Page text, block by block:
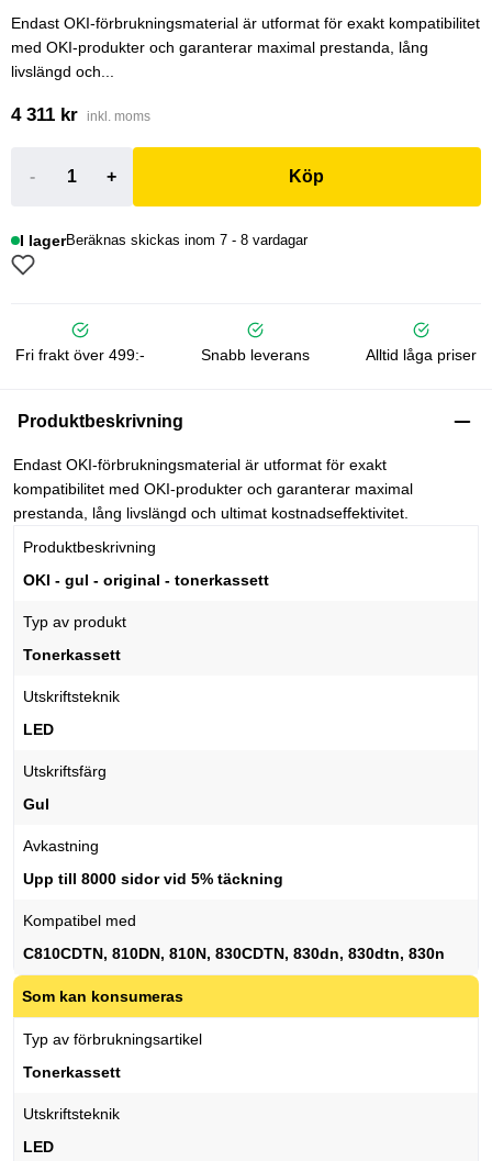
Endast OKI-förbrukningsmaterial är utformat för exakt kompatibilitet
med OKI-produkter och garanterar maximal prestanda, lång
livslängd och...
4 311 kr inkl. moms
- + Köp
I lagerBeräknas skickas inom 7 - 8 vardagar
Fri frakt över 499:- Snabb leverans Alltid låga priser
Produktbeskrivning
Endast OKI-förbrukningsmaterial är utformat för exakt
kompatibilitet med OKI-produkter och garanterar maximal
prestanda, lång livslängd och ultimat kostnadseffektivitet.
Produktbeskrivning
OKI - gul - original - tonerkassett
Typ av produkt
Tonerkassett
Utskriftsteknik
LED
Utskriftsfärg
Gul
Avkastning
Upp till 8000 sidor vid 5% täckning
Kompatibel med
C810CDTN, 810DN, 810N, 830CDTN, 830dn, 830dtn, 830n
Som kan konsumeras
Typ av förbrukningsartikel
Tonerkassett
Utskriftsteknik
LED